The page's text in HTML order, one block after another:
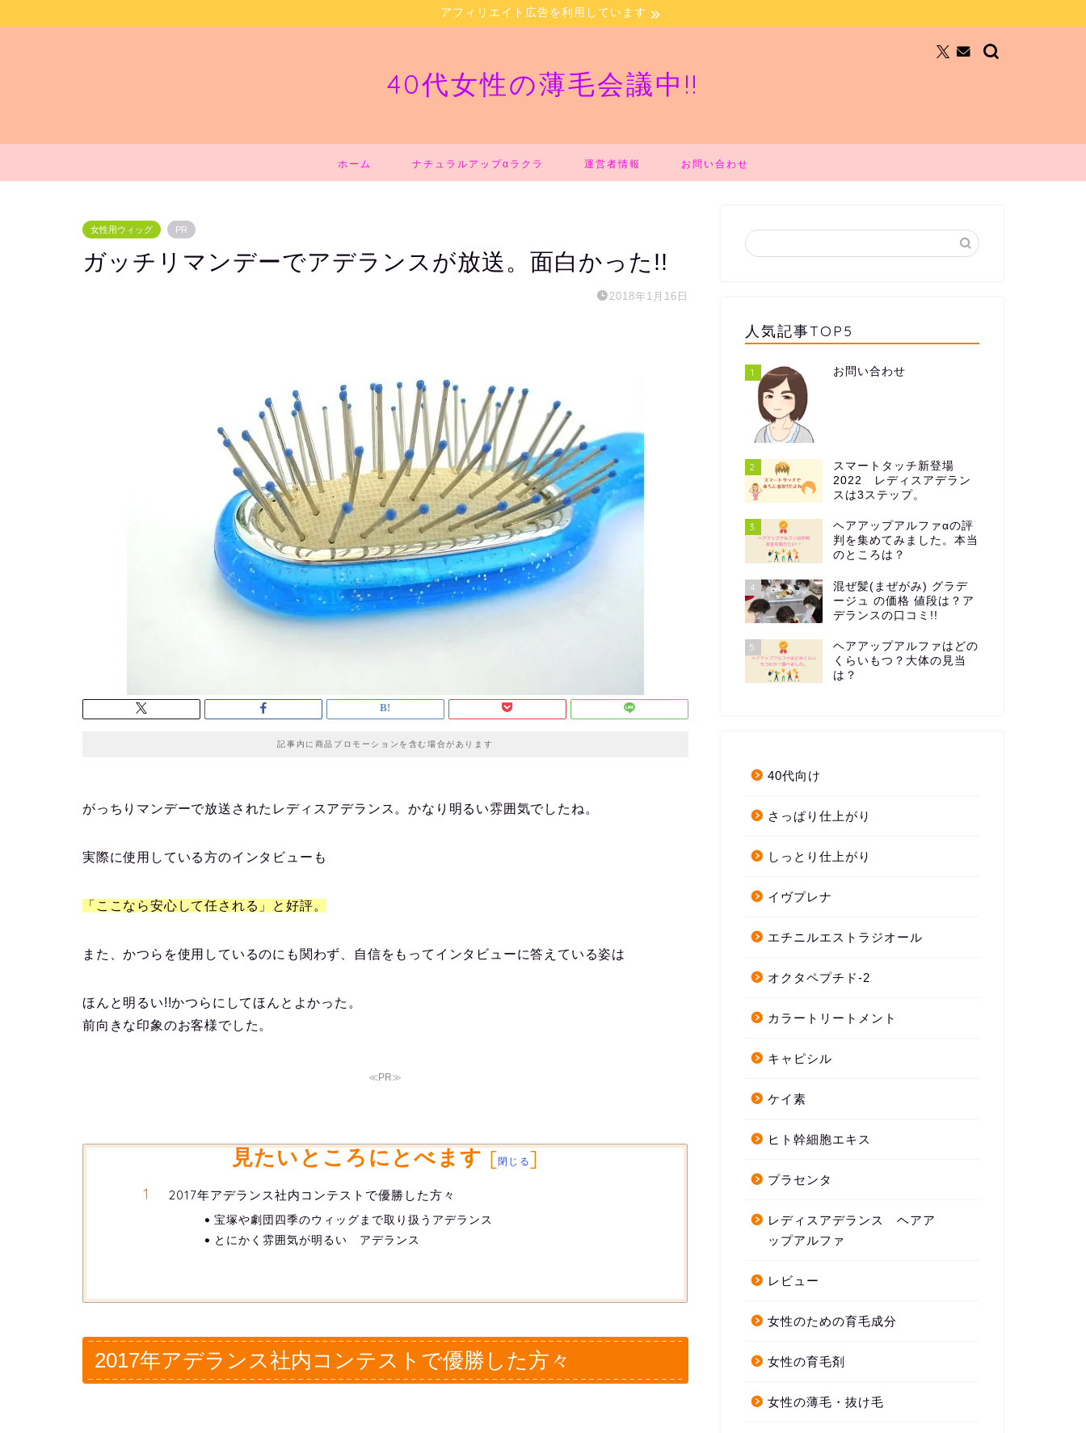
アフィリエイト広告を利用しています
40代女性の薄毛会議中!!
ホーム ナチュラルアップαラクラ 運営者情報 お問い合わせ
女性用ウィッグ PR
ガッチリマンデーでアデランスが放送。面白かった!!
2018年1月16日
記事内に商品プロモーションを含む場合があります
がっちりマンデーで放送されたレディスアデランス。かなり明るい雰囲気でしたね。
実際に使用している方のインタビューも
「ここなら安心して任される」と好評。
また、かつらを使用しているのにも関わず、自信をもってインタビューに答えている姿は
ほんと明るい!!かつらにしてほんとよかった。
前向きな印象のお客様でした。
≪PR≫
見たいところにとべます [閉じる]
2017年アデランス社内コンテストで優勝した方々
宝塚や劇団四季のウィッグまで取り扱うアデランス
とにかく雰囲気が明るい アデランス
2017年アデランス社内コンテストで優勝した方々
人気記事TOP5
1 お問い合わせ
2
スマートタッチ新登場
2022 レディスアデラン
スは3ステップ。
3
ヘアアップアルファαの評
判を集めてみました。本当
のところは？
4
混ぜ髪(まぜがみ) グラデ
ージュ の価格 値段は？ア
デランスの口コミ!!
5
ヘアアップアルファはどの
くらいもつ？大体の見当
は？
40代向け
さっぱり仕上がり
しっとり仕上がり
イヴプレナ
エチニルエストラジオール
オクタペプチド-2
カラートリートメント
キャピシル
ケイ素
ヒト幹細胞エキス
プラセンタ
レディスアデランス ヘアア
ップアルファ
レビュー
女性のための育毛成分
女性の育毛剤
女性の薄毛・抜け毛